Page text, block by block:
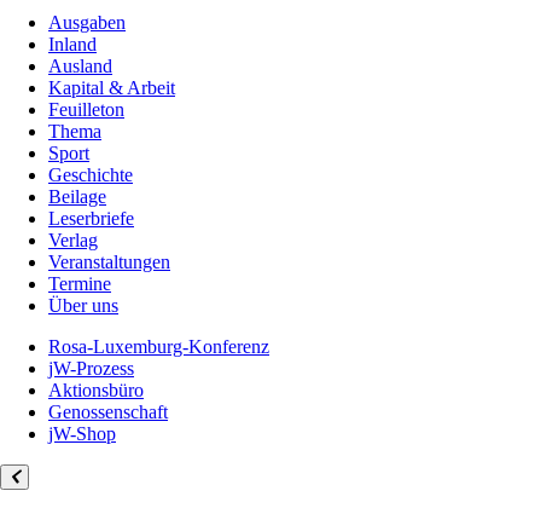
Ausgaben
Inland
Ausland
Kapital & Arbeit
Feuilleton
Thema
Sport
Geschichte
Beilage
Leserbriefe
Verlag
Veranstaltungen
Termine
Über uns
Rosa-Luxemburg-Konferenz
jW-Prozess
Aktionsbüro
Genossenschaft
jW-Shop